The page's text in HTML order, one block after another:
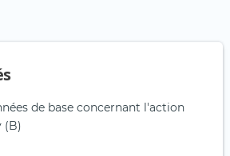
de base concernant l'action
(B)